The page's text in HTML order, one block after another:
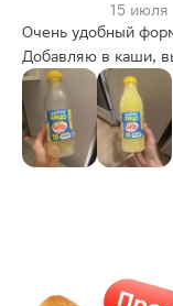
15 июля
Очень удобный
Добавляю в каши,
яичницу к
овощные горячие
на нём гренки.
Не всегда есть в